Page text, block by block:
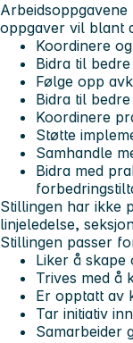
oppgaver vil blant
Koordinere
Bidra til
Følge opp
Bidra til
Koordinere
Støtte
Samhandle
Bidra med
Stillingen har ikke
linjeledelse,
Stillingen passer
Liker å
Trives med å
Er opptatt av
Tar initiativ
Samarbeider